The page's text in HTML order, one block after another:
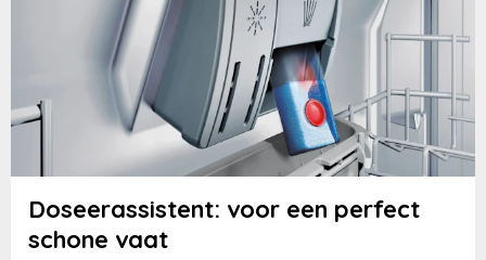
Doseerassistent: voor een perfect
schone vaat